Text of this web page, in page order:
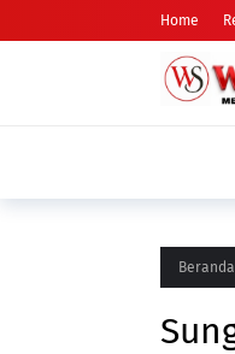
Home
Beranda